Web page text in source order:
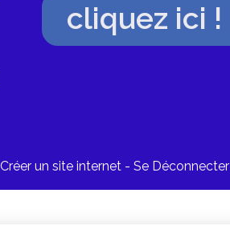
cliquez ici !
Créer un site internet Se Déconnecter